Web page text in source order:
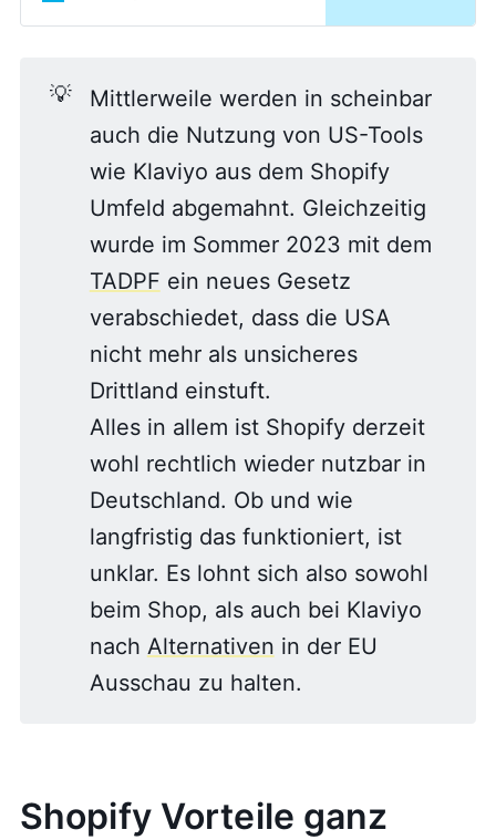
💡
Mittlerweile werden in scheinbar
auch die Nutzung von US-Tools
wie Klaviyo aus dem Shopify
Umfeld abgemahnt. Gleichzeitig
wurde im Sommer 2023 mit dem
TADPF ein neues Gesetz
verabschiedet, dass die USA
nicht mehr als unsicheres
Drittland einstuft.
Alles in allem ist Shopify derzeit
wohl rechtlich wieder nutzbar in
Deutschland. Ob und wie
langfristig das funktioniert, ist
unklar. Es lohnt sich also sowohl
beim Shop, als auch bei Klaviyo
nach Alternativen in der EU
Ausschau zu halten.
Shopify Vorteile ganz